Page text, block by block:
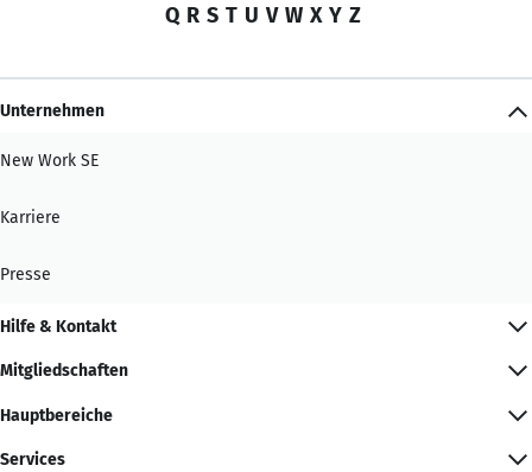
Q R S T U V W X Y Z
Unternehmen
New Work SE
Karriere
Presse
Hilfe & Kontakt
Mitgliedschaften
Hauptbereiche
Services